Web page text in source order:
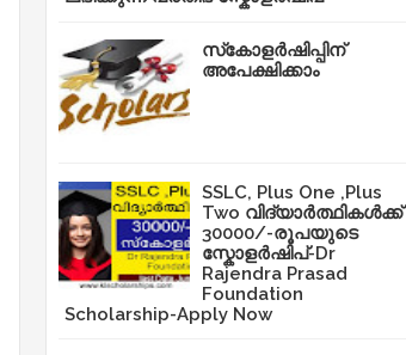
സ്‌കോളർഷിപ്പിന്
അപേക്ഷിക്കാം
SSLC, Plus One ,Plus
Two വിദ്യാർത്ഥികൾക്ക്
30000/-രൂപയുടെ
സ്കോളർഷിപ്-Dr
Rajendra Prasad
Foundation
Scholarship-Apply Now